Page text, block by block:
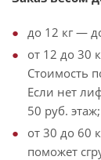
до 12 кг —
от 12 до 30
Стоимость
Если нет
50 руб. этаж;
от 30 до 60
поможет